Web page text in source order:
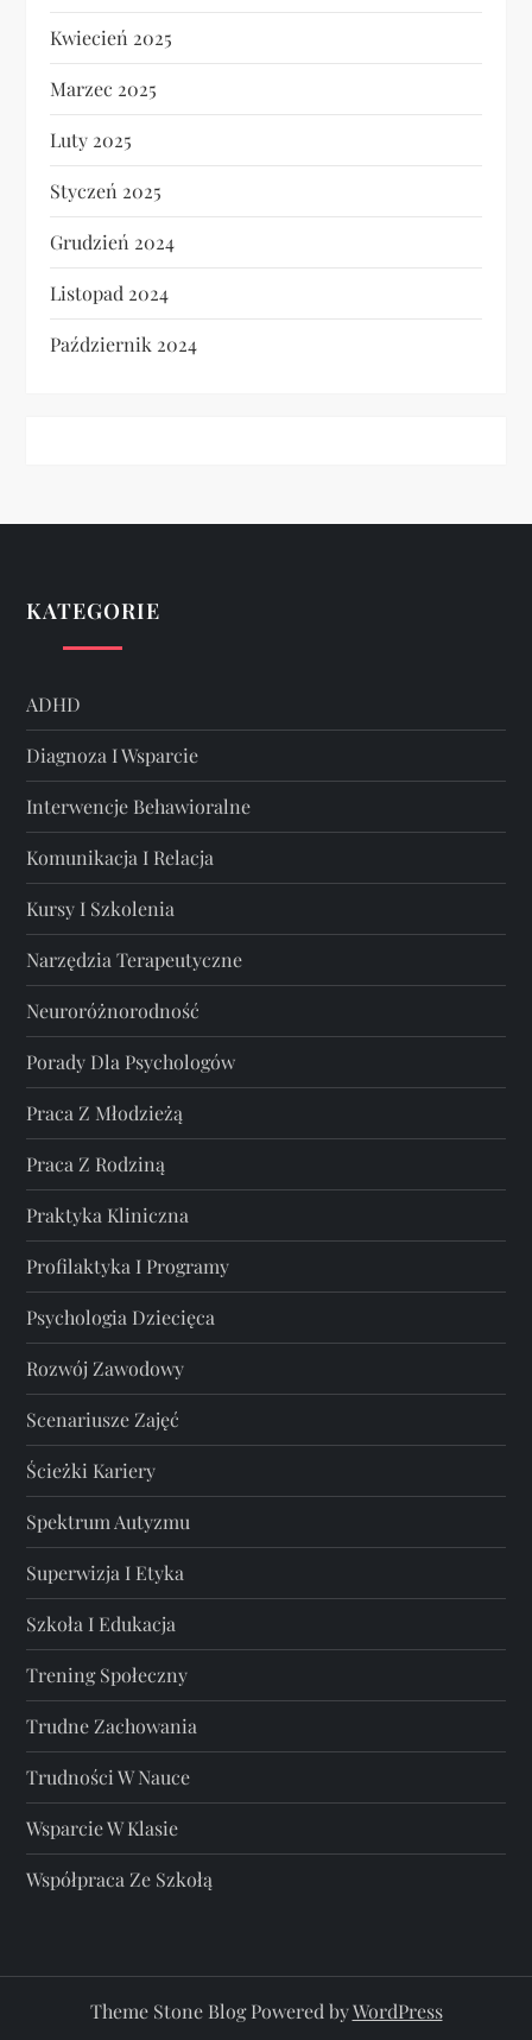
Kwiecień 2025
Marzec 2025
Luty 2025
Styczeń 2025
Grudzień 2024
Listopad 2024
Październik 2024
KATEGORIE
ADHD
Diagnoza I Wsparcie
Interwencje Behawioralne
Komunikacja I Relacja
Kursy I Szkolenia
Narzędzia Terapeutyczne
Neuroróżnorodność
Porady Dla Psychologów
Praca Z Młodzieżą
Praca Z Rodziną
Praktyka Kliniczna
Profilaktyka I Programy
Psychologia Dziecięca
Rozwój Zawodowy
Scenariusze Zajęć
Ścieżki Kariery
Spektrum Autyzmu
Superwizja I Etyka
Szkoła I Edukacja
Trening Społeczny
Trudne Zachowania
Trudności W Nauce
Wsparcie W Klasie
Współpraca Ze Szkołą
Theme Stone Blog Powered byWordPress